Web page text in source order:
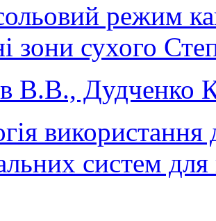
режим
зони сухого
В.В., Дудченко
систем для